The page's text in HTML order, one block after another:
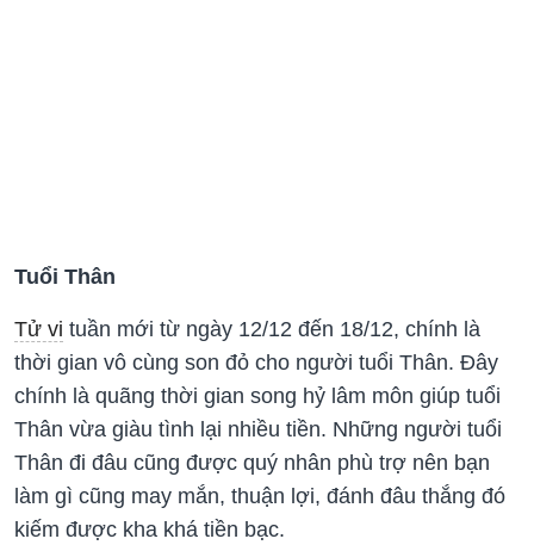
Tuổi Thân
Tử vi tuần mới từ ngày 12/12 đến 18/12, chính là
thời gian vô cùng son đỏ cho người tuổi Thân. Đây
chính là quãng thời gian song hỷ lâm môn giúp tuổi
Thân vừa giàu tình lại nhiều tiền. Những người tuổi
Thân đi đâu cũng được quý nhân phù trợ nên bạn
làm gì cũng may mắn, thuận lợi, đánh đâu thắng đó
kiếm được kha khá tiền bạc.